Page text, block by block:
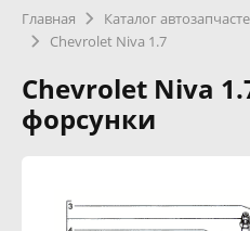
Главная Каталог
Chevrolet Niva 1.7
Chevrolet Niva
форсунки